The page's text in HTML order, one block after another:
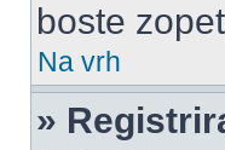
boste
Na vrh
»